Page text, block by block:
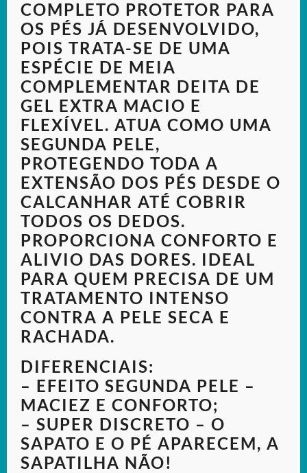
COMPLETO PROTETOR PARA
OS PÉS JÁ DESENVOLVIDO,
POIS TRATA-SE DE UMA
ESPÉCIE DE MEIA
COMPLEMENTAR DEITA DE
GEL EXTRA MACIO E
FLEXÍVEL. ATUA COMO UMA
SEGUNDA PELE,
PROTEGENDO TODA A
EXTENSÃO DOS PÉS DESDE O
CALCANHAR ATÉ COBRIR
TODOS OS DEDOS.
PROPORCIONA CONFORTO E
ALIVIO DAS DORES. IDEAL
PARA QUEM PRECISA DE UM
TRATAMENTO INTENSO
CONTRA A PELE SECA E
RACHADA.
DIFERENCIAIS:
– EFEITO SEGUNDA PELE –
MACIEZ E CONFORTO;
– SUPER DISCRETO – O
SAPATO E O PÉ APARECEM, A
SAPATILHA NÃO!